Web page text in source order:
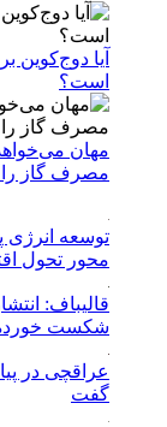
است؟
مهان
مصرف گاز
توسعه انرژی
محور تحول
قالیباف:
شکست
عراقچی در
گفت